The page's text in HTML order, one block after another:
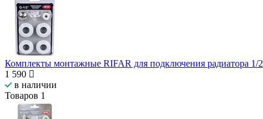
Комплекты монтажные RIFAR для подключения радиатора 1/2
1 590
в наличии
Товаров 1